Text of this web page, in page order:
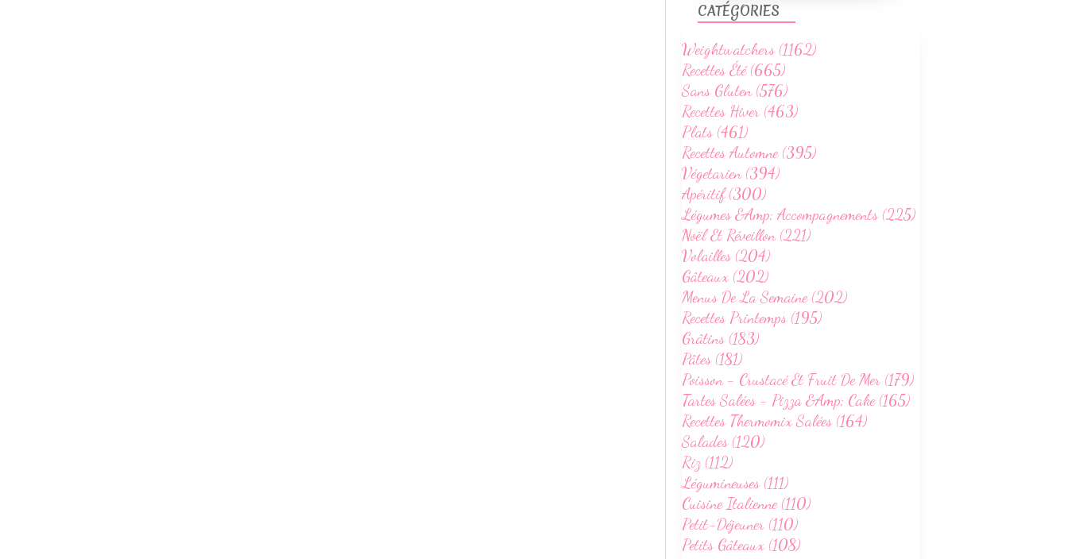
CATÉGORIES
Weightwatchers (1162)
Recettes Été (665)
Sans Gluten (576)
Recettes Hiver (463)
Plats (461)
Recettes Automne (395)
Végetarien (394)
Apéritif (300)
Légumes &Amp; Accompagnements (225)
Noël Et Réveillon (221)
Volailles (204)
Gâteaux (202)
Menus De La Semaine (202)
Recettes Printemps (195)
Grâtins (183)
Pâtes (181)
Poisson - Crustacé Et Fruit De Mer (179)
Tartes Salées - Pizza &Amp; Cake (165)
Recettes Thermomix Salées (164)
Salades (120)
Riz (112)
Légumineuses (111)
Cuisine Italienne (110)
Petit-Déjeuner (110)
Petits Gâteaux (108)